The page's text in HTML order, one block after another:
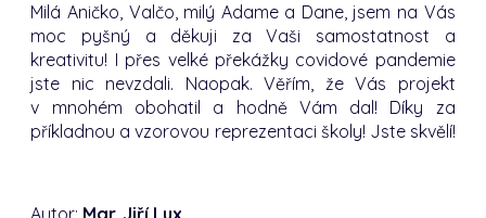
Milá Aničko, Valčo, milý Adame a Dane, jsem na Vás
moc pyšný a děkuji za Vaši samostatnost a
kreativitu! I přes velké překážky covidové pandemie
jste nic nevzdali. Naopak. Věřím, že Vás projekt
v mnohém obohatil a hodně Vám dal! Díky za
příkladnou a vzorovou reprezentaci školy! Jste skvělí!